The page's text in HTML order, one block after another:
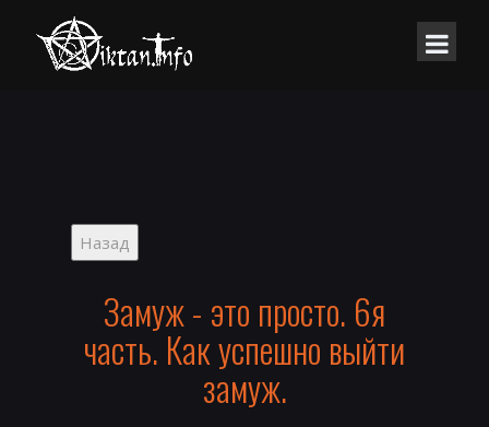
Замуж - это просто. 6я
часть. Как успешно выйти
замуж.